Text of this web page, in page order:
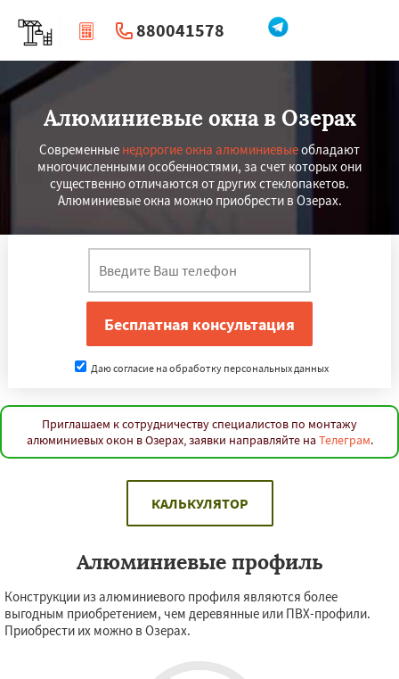
880041578
| Перезвоните мне
Алюминиевые окна в Озерах
Современные недорогие окна алюминиевыеобладают
многочисленными особенностями, за счет которых они
существенно отличаются от других стеклопакетов.
Алюминиевые окна можно приобрести в Озерах.
Даю согласие на обработку персональных данных
Приглашаем к сотрудничеству специалистов по монтажу
алюминиевых окон в Озерах, заявки направляйте на Телеграм.
КАЛЬКУЛЯТОР
Алюминиевые профиль
Конструкции из алюминиевого профиля являются более
выгодным приобретением, чем деревянные или ПВХ-профили.
Приобрести их можно в Озерах.